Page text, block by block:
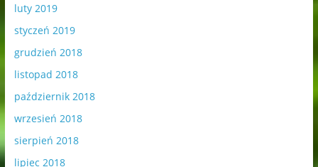
luty 2019
styczeń 2019
grudzień 2018
listopad 2018
październik 2018
wrzesień 2018
sierpień 2018
lipiec 2018